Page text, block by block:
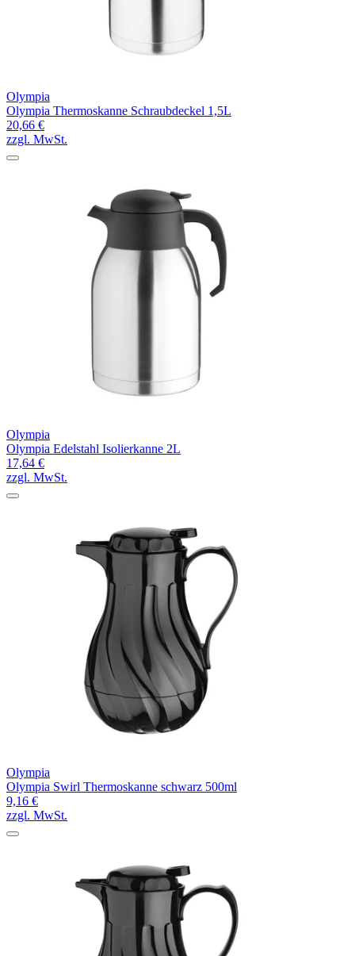
Olympia
Olympia Thermoskanne Schraubdeckel 1,5L
20,66 €
zzgl. MwSt.
Olympia
Olympia Edelstahl Isolierkanne 2L
17,64 €
zzgl. MwSt.
Olympia
Olympia Swirl Thermoskanne schwarz 500ml
9,16 €
zzgl. MwSt.